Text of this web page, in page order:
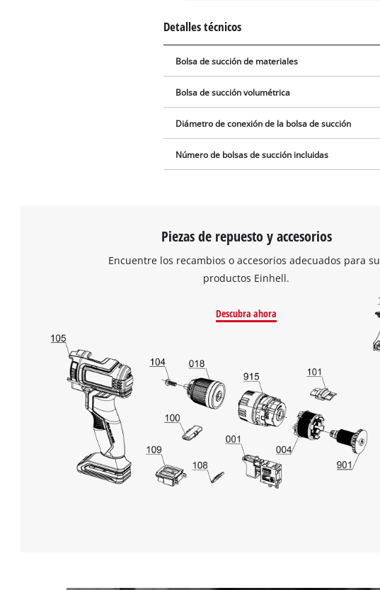
Detalles técnicos
Bolsa de succión de materiales
Bolsa de succión volumétrica
Diámetro de conexión de la bolsa de succión
Número de bolsas de succión incluidas
Piezas de repuesto y accesorios
Encuentre los recambios o accesorios adecuados para
productos Einhell.
Descubra ahora